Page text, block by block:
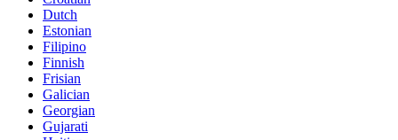
Dutch
Estonian
Filipino
Finnish
Frisian
Galician
Georgian
Gujarati